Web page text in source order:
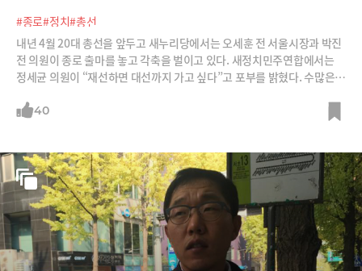
#종로#정치#총선
내년 4월 20대 총선을 앞두고 새누리당에서는 오세훈 전 서울시장과 박진
전 의원이 종로 출마를 놓고 각축을 벌이고 있다. 새정치민주연합에서는
정세균 의원이 “재선하면 대선까지 가고 싶다”고 포부를 밝혔다. 수많은
40